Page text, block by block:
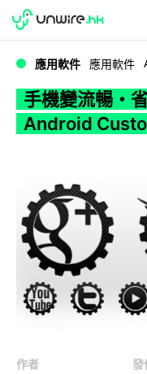
WWDC 2026
應用軟件 應用軟件
手機變流暢・
Android
作者
發